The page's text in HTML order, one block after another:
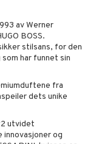
av Werner
BOSS.
stilsans, for den
har funnet sin
fra
dets unike
utvidet
og